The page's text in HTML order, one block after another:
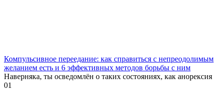
Компульсивное переедание: как справиться с непреодолимым
желанием есть и 6 эффективных методов борьбы с ним
Наверняка, ты осведомлён о таких состояниях, как анорексия
01